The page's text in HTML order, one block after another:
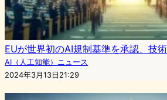
EUが世界初のAI規制基準を承認、技
AI（人工知能）ニュース
2024年3月13日21:29